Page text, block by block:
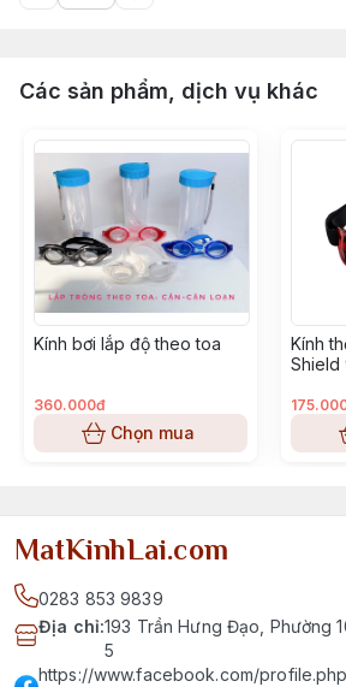
Các sản phẩm, dịch vụ khác
Kính bơi lắp độ theo toa
360.000đ
Chọn mua
Kính
Shield
MatKinhLai.com
0283 853 9839
Địa chỉ:193 Trần Hưng Đạo, Phường
5
https://www.facebook.com/